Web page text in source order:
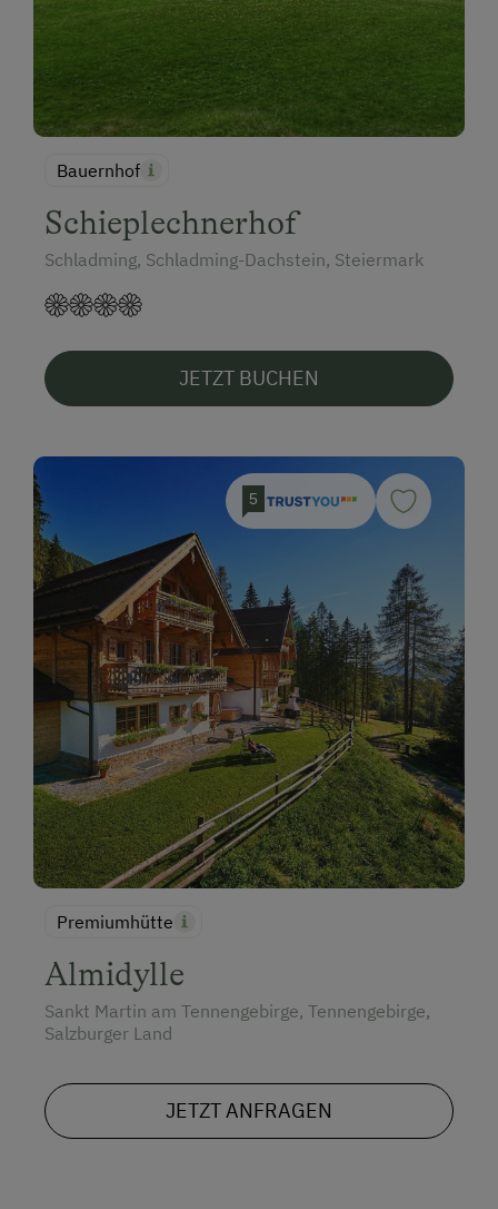
Bauernhof
Schieplechnerhof
Schladming, Schladming-Dachstein, Steiermark
JETZT BUCHEN
5
Premiumhütte
Almidylle
Sankt Martin am Tennengebirge, Tennengebirge,
Salzburger Land
JETZT ANFRAGEN